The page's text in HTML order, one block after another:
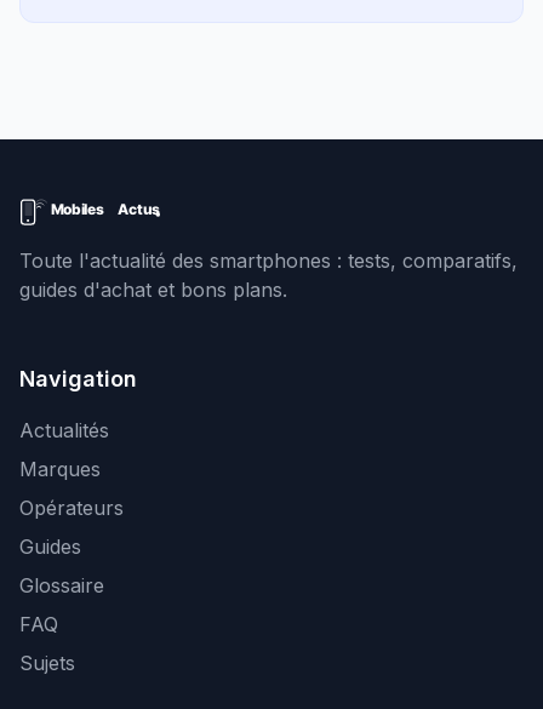
Toute l'actualité des smartphones : tests, comparatifs,
guides d'achat et bons plans.
Navigation
Actualités
Marques
Opérateurs
Guides
Glossaire
FAQ
Sujets